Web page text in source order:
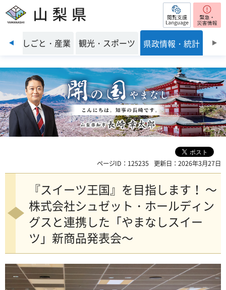
山梨県 閲覧支援
前のスライドを表示
境 しごと・産業 観光・スポーツ 県政情報・統計
ページID：125235 更新日：2026年3月27日
『スイーツ王国』を目指します！ ～
株式会社シュゼット・ホールディン
グスと連携した「やまなしスイー
ツ」新商品発表会～